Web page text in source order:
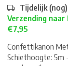
Tijdelijk
Verzending
€7,95
Confettikanon
Schiethoogte: 5m